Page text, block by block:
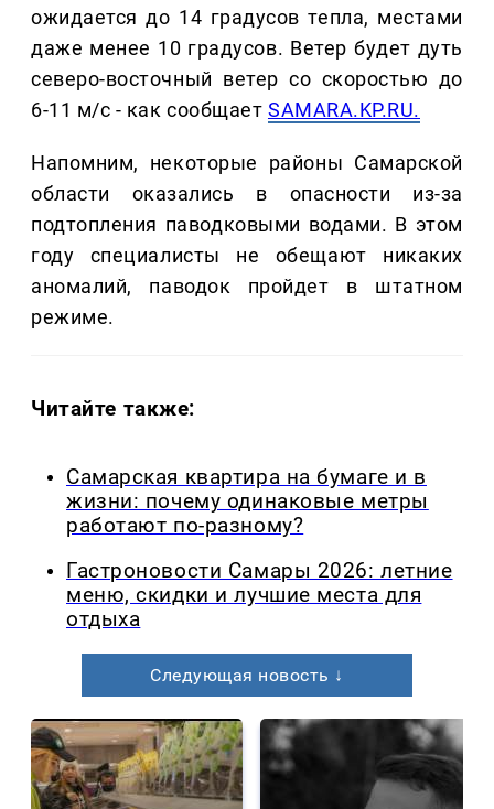
ожидается до 14 градусов тепла, местами
даже менее 10 градусов. Ветер будет дуть
северо-восточный ветер со скоростью до
6-11 м/с - как сообщает SAMARA.KP.RU.
Напомним, некоторые районы Самарской
области оказались в опасности из-за
подтопления паводковыми водами. В этом
году специалисты не обещают никаких
аномалий, паводок пройдет в штатном
режиме.
Читайте также:
Самарская квартира на бумаге и в
жизни: почему одинаковые метры
работают по-разному?
Гастроновости Самары 2026: летние
меню, скидки и лучшие места для
отдыха
Следующая новость ↓